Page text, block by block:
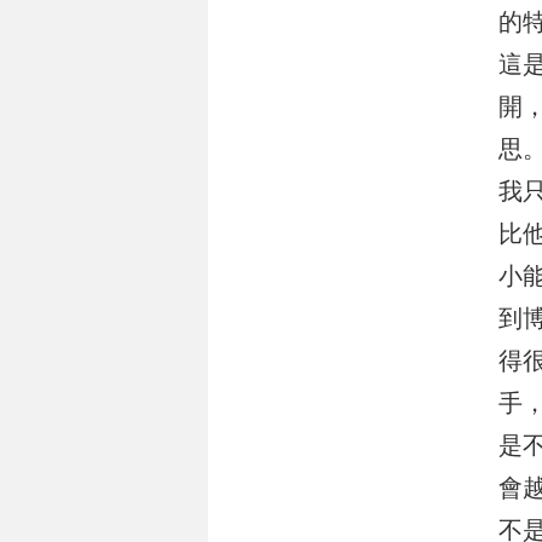
的
這
開
思
我
比
小
到
得
手
是
會
不